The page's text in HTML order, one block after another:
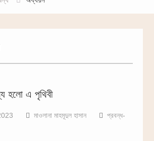
হলো এ পৃথিবী
মাওলানা মাহমূদুল হাসান
প্রবন্ধ-